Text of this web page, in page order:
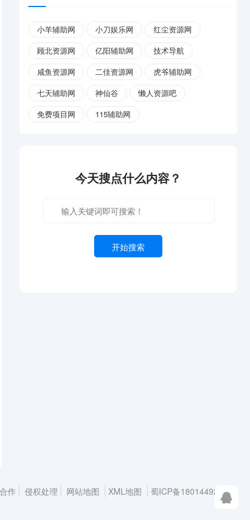
小羊辅助网 小刀娱乐网
红尘资源网
顾北资源网
亿阳辅助网
技术导航
咸鱼资源网
二佳资源网
虎爷辅助网
七天辅助网
神仙谷
懒人资源吧
免费项目网
115辅助网
今天搜点什么内容？
开始搜索
作 侵权处理 网站地图 XML地图 蜀ICP备18014492号-3